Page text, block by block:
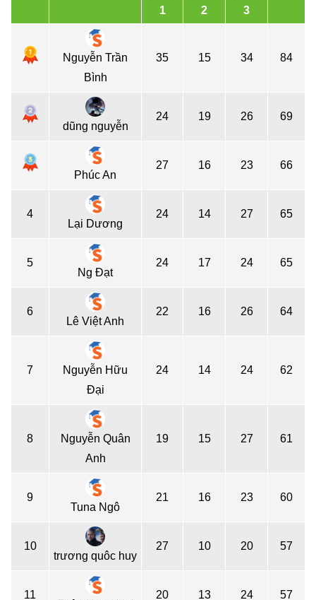
1
2
3
Nguyễn Trần
Bình
35 15 34 84
dũng nguyễn
24 19 26 69
Phúc An
27 16 23 66
4
Lại Dương
24 14 27 65
5
Ng Đạt
24 17 24 65
6
Lê Việt Anh
22 16 26 64
7
Nguyễn Hữu
Đại
24 14 24 62
8
Nguyễn Quân
Anh
19 15 27 61
9
Tuna Ngô
21 16 23 60
10
trương quôc huy
27 10 20 57
11
20 13 24 57